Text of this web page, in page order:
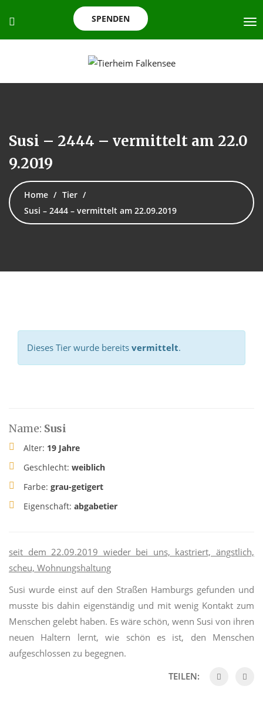
SPENDEN
Susi – 2444 – vermittelt am 22.0
9.2019
Home
Tier
Susi – 2444 – vermittelt am 22.09.2019
Dieses Tier wurde bereits vermittelt.
Name: Susi
Alter: 19 Jahre
Geschlecht: weiblich
Farbe: grau-getigert
Eigenschaft: abgabetier
seit dem 22.09.2019 wieder bei uns, kastriert, ängstlich,
scheu, Wohnungshaltung
Susi wurde einst auf den Straßen Hamburgs gefunden und
musste bis dahin eigenständig und mit wenig Kontakt zum
Menschen gelebt haben. Es wäre schön, wenn Susi von ihren
neuen Haltern lernt, wie schön es ist, den Menschen
aufgeschlossen zu begegnen.
TEILEN: